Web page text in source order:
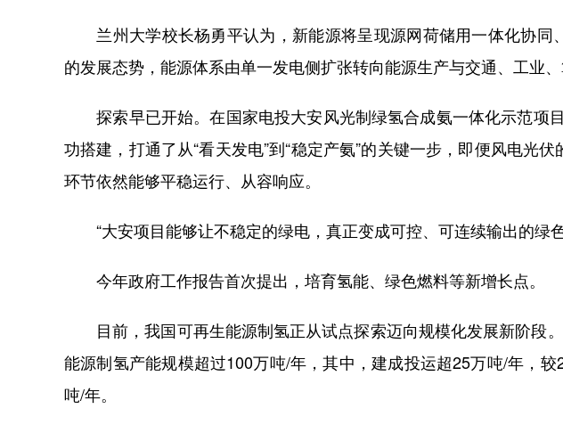
兰州大学校长杨勇平认为，新能源将呈现源网荷储用一体化协同
的发展态势，能源体系由单一发电侧扩张转向能源生产与交通、工业
探索早已开始。在国家电投大安风光制绿氢合成氨一体化示范项
功搭建，打通了从“看天发电”到“稳定产氨”的关键一步，即便风电光
环节依然能够平稳运行、从容响应。
“大安项目能够让不稳定的绿电，真正变成可控、可连续输出的绿色
今年政府工作报告首次提出，培育氢能、绿色燃料等新增长点。
目前，我国可再生能源制氢正从试点探索迈向规模化发展新阶段
能源制氢产能规模超过100万吨/年，其中，建成投运超25万吨/年，
吨/年。